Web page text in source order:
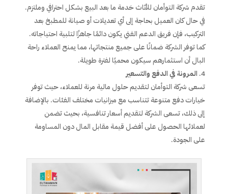
تقدم شركة التوأمان للأثاث خدمة ما بعد البيع بشكل احترافي وملتزم.
في حال كان العميل بحاجة إلى أي تعديلات أو صيانة للمطبخ بعد
التركيب، فإن فريق الدعم الفني يكون دائمًا جاهزًا لتلبية احتياجاته.
كما توفر الشركة ضمانًا على جميع منتجاتها، مما يمنح العملاء راحة
البال أن استثمارهم سيكون محميًا لفترة طويلة.
المرونة في الدفع والتسعير
تسعى شركة التوأمان لتقديم حلول مالية مرنة للعملاء، حيث توفر
خيارات دفع متنوعة تتناسب مع ميزانيات مختلف الفئات. بالإضافة
إلى ذلك، تسعى الشركة لتقديم أسعار تنافسية، بحيث تضمن
لعملائها الحصول على أفضل قيمة مقابل المال دون المساومة
على الجودة.